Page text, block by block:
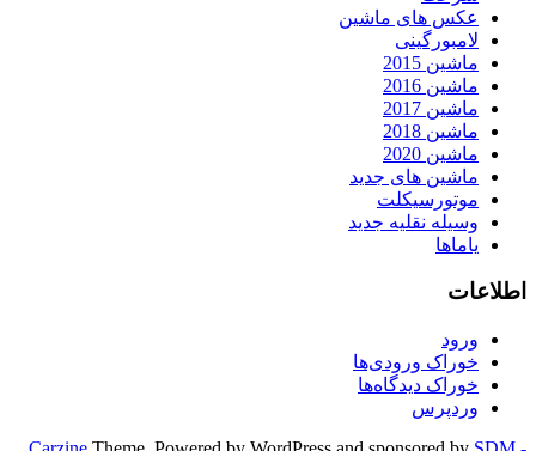
عکس های ماشین
لامبورگینی
ماشین 2015
ماشین 2016
ماشین 2017
ماشین 2018
ماشین 2020
ماشین های جدید
موتورسیکلت
وسیله نقلیه جدید
یاماها
اطلاعات
ورود
خوراک ورودی‌ها
خوراک دیدگاه‌ها
وردپرس